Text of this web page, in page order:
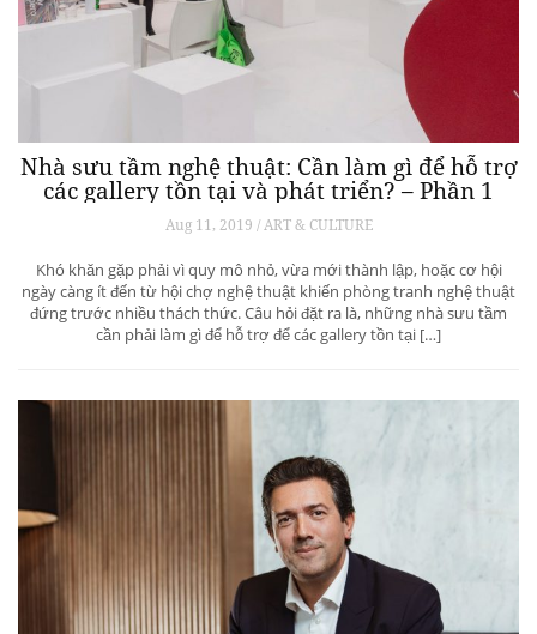
Nhà sưu tầm nghệ thuật: Cần làm gì để hỗ trợ
các gallery tồn tại và phát triển? – Phần 1
Aug 11, 2019 / ART & CULTURE
Khó khăn gặp phải vì quy mô nhỏ, vừa mới thành lập, hoặc cơ hội
ngày càng ít đến từ hội chợ nghệ thuật khiến phòng tranh nghệ thuật
đứng trước nhiều thách thức. Câu hỏi đặt ra là, những nhà sưu tầm
cần phải làm gì để hỗ trợ để các gallery tồn tại […]